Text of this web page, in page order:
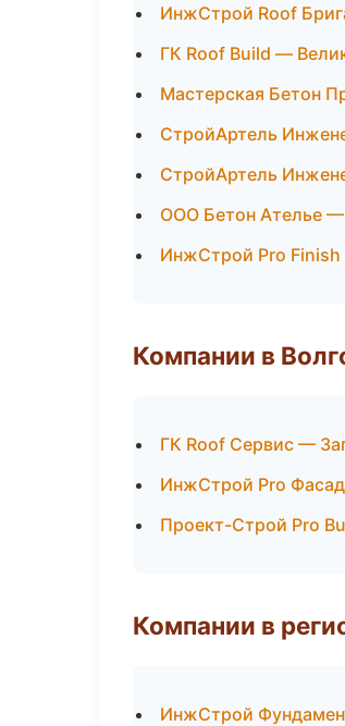
ИнжСтрой Roof
ГК Roof Build —
Мастерская Бетон
СтройАртель
СтройАртель
ООО Бетон Ателье
ИнжСтрой Pro
Компании в
ГК Roof Сервис —
ИнжСтрой Pro
Проект-Строй Pro
Компании в
ИнжСтрой